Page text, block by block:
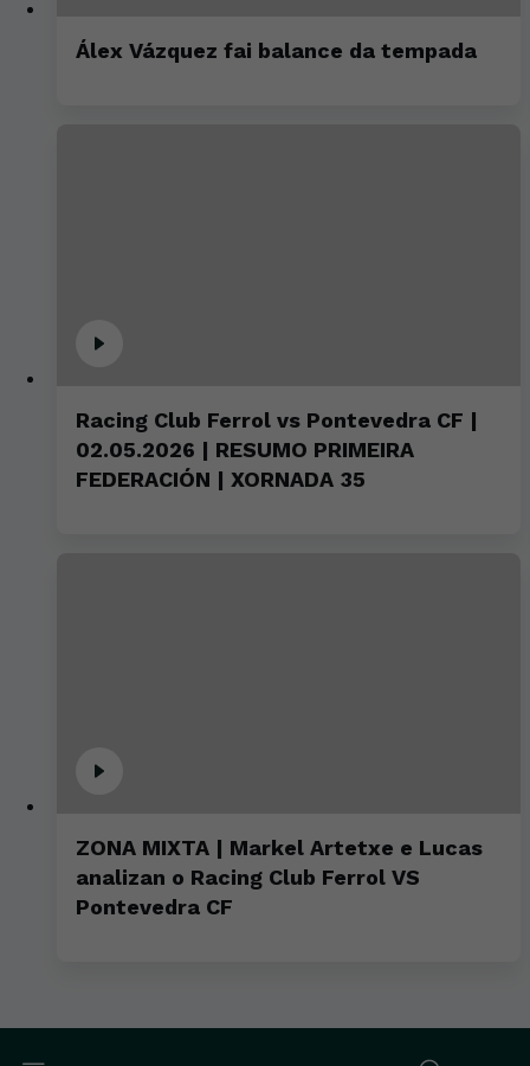
Álex Vázquez fai balance da tempada
Racing Club Ferrol vs Pontevedra CF |
02.05.2026 | RESUMO PRIMEIRA
FEDERACIÓN | XORNADA 35
ZONA MIXTA | Markel Artetxe e Lucas
analizan o Racing Club Ferrol VS
Pontevedra CF